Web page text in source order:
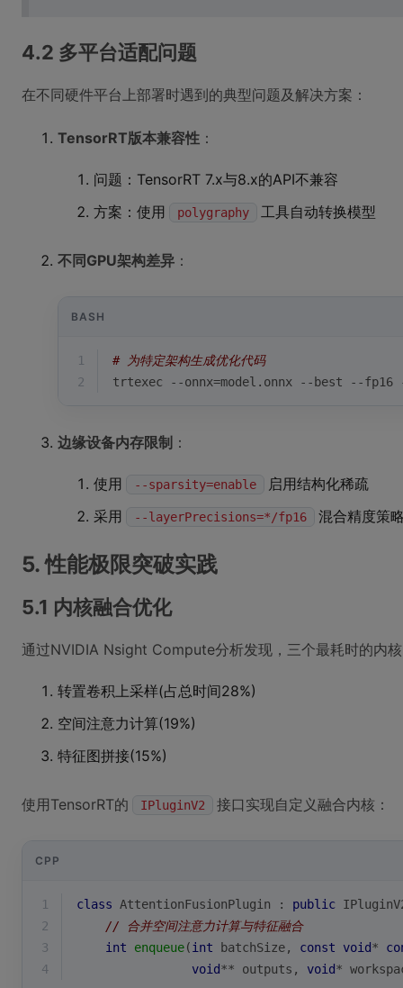
4.2 多平台适配问题
在不同硬件平台上部署时遇到的典型问题及解决方案：
TensorRT版本兼容性 ：
问题：TensorRT 7.x与8.x的API不兼容
方案：使用
polygraphy 工具自动转换模型
不同GPU架构差异 ：
BASH
1
# 为特定架构生成优化代码
2
trtexec --onnx=model.onnx --best --fp16
边缘设备内存限制 ：
使用 --sparsity=enable
启用结构化稀疏
采用
--layerPrecisions=*/fp16 混合精度策
5. 性能极限突破实践
5.1 内核融合优化
通过NVIDIA Nsight Compute分析发现，三个最耗时的内
转置卷积上采样(占总时间28%)
空间注意力计算(19%)
特征图拼接(15%)
使用TensorRT的 IPluginV2 接口实现自定义融合内核：
CPP
1 class AttentionFusionPlugin : public
2
// 合并空间注意力计算与特征融合
3
int enqueue(int batchSize, const void*
4
void** outputs, void*